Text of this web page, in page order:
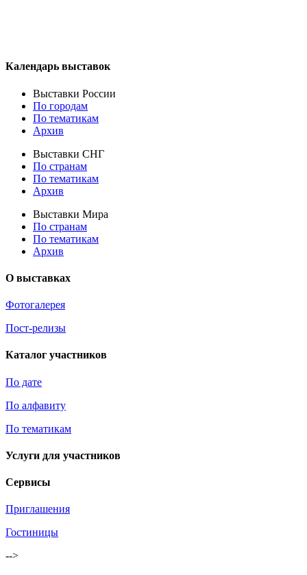
Календарь выставок
Выставки России
По городам
По тематикам
Архив
Выставки СНГ
По странам
По тематикам
Архив
Выставки Мира
По странам
По тематикам
Архив
О выставках
Фотогалерея
Пост-релизы
Каталог участников
По дате
По алфавиту
По тематикам
Услуги для участников
Сервисы
Приглашения
Гостиницы
-->